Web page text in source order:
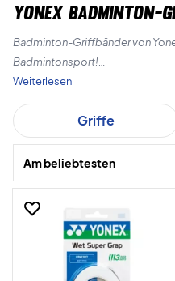
Yonex Badminton-
Badminton-Griffbänder von
Badmintonsport!
Griffbändern in verschiedenen
alle hier bei Badminton-Shop.
Weiterlesen
Griffe
Am beliebtesten